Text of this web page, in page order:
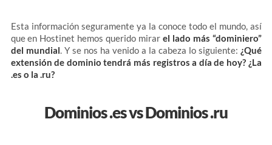
Esta información seguramente ya la conoce todo el mundo, así
que en Hostinet hemos querido mirarel lado más “dominiero”
del mundial. Y se nos ha venido a la cabeza lo siguiente: ¿Qué
extensión de dominio tendrá más registros a día de hoy? ¿La
.es o la .ru?
Dominios .es vs Dominios .ru